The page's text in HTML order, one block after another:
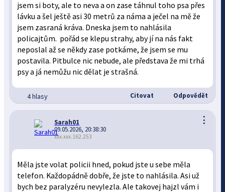
jsem si boty, ale to neva a on zase táhnul toho psa přes
lávku a šel ještě asi 30 metrů za náma a ječel na mě že
jsem zasraná kráva. Dneska jsem to nahlásila
policajtům. pořád se klepu strahy, aby jí na nás fakt
neposlal až se někdy zase potkáme, že jsem se mu
postavila. Pitbulce nic nebude, ale představa že mi trhá
psy a já nemůžu nic dělat je strašná.
4 hlasy Citovat Odpovědět
⋮
Sarah01
09.05.2026, 20:38:30
xxx.xxx.162.253
Měla jste volat policii hned, pokud jste u sebe měla
telefon. Každopádně dobře, že jste to nahlásila. Asi už
bych bez paralyzéru nevylezla. Ale takovej hajzl vám i